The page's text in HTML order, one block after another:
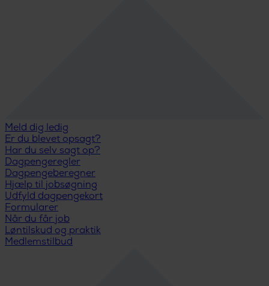
Meld dig ledig
Er du blevet opsagt?
Har du selv sagt op?
Dagpengeregler
Dagpengeberegner
Hjælp til jobsøgning
Udfyld dagpengekort
Formularer
Når du får job
Løntilskud og praktik
Medlemstilbud